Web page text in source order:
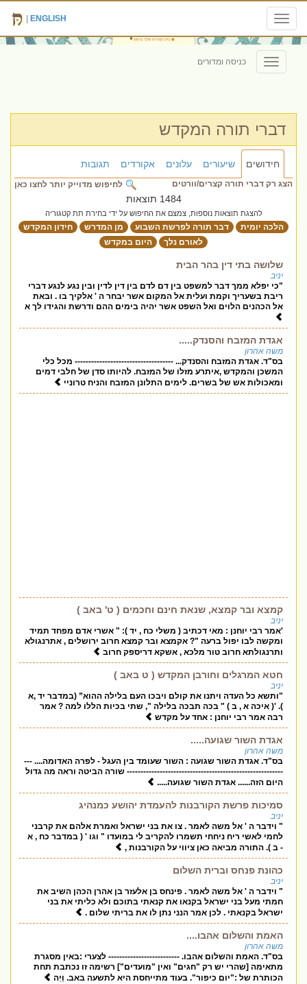
Toggle
navigation
ENGLISH
Toggle
navigation
כניסה ומדורים
דברי תורה המקדש
חידושים שיעורים עלונים אקורדים תגובות
לחיפוש מדוייק יותר לחצו כאן הצג רק דברי תורה קצרים/וורטים
1484 תוצאות
להצגת תוצאות נוספות, צמצם את החיפוש על ידי בחירת תת קטגוריה
הלכה יומית דבר תורה לפרשת השבוע מן המדרש
חידון המקדש
לאורם נלך
היום במקדש
שלושה בתי דין בהר הבית
יניב
"כי יפלא ממך דבר למשפט בין דם לדם בין דין לדין ובין נגע לנגע דברי
ריבת בשעריך וקמת ועלית אל המקום אשר יבחר ה ' אלקיך בו . ובאת
אל הכהנים הלוים ואל השפט אשר יהיה בימים ההם ודרשת והגידו לך א
אגדת המזבח והסנדק.....
משה אהרון
בס"ד. אגדת המזבח והסנדק... ------------------------------------ מכל כלי
המשכן והמקדש ,איתרע מזלו של המזבח. להיותו סדן של חלבי דמים
ומאכולות אש של בשרים. לימים התלונן המזבח והניח טרוניי
קמצא ובר קמצא, שנאת חינם וחכמים ( ט' באב )
יניב
'אמר רבי יוחנן : מאי דכתיב ( משלי כח , יד ): " אשרי אדם מפחד תמיד
ומקשה לבו יפול ברעה "? אקמצא ובר קמצא חרוב ירושלים , אתרנגולא
ותרנגולתא חרוב טור מלכא , אשקא דריספק חרוב
חטא המרגלים וחורבן המקדש ( ט באב )
יניב
"ותשא כל העדה ויתנו את קולם ויבכו העם בלילה ההוא” (במדבר יד ,א
). '( איכה א , ב ) " בכה תבכה בלילה ", שתי בכיות הללו למה ? אמר
רבה אמר רבי יוחנן : אחד על מקדש
אגדת השור שגועה.....
משה אהרון
בס"ד. אגדת השור שגועה : השור שעומד בין העגל - לפרה האדומה.... ---
--------------------------------------------------------- שורה הביטה וראה מה גדול
היום הזה...... אגדת השור שגועה.....
סמיכות פרשת הקורבנות להעמדת יהושע כמנהיג
יניב
" וידבר ה ' אל משה לאמר . צו את בני ישראל ואמרת אלהם את קרבני
לחמי לאשי ריח ניחחי תשמרו להקריב לי במועדו " וגו ' ( במדבר כח , א
- ב ). התורה מביאה כאן ציווי על הקורבנות ,
כהונת פנחס וברית השלום
יניב
" וידבר ה ' אל משה לאמר . פינחס בן אלעזר בן אהרן הכהן השיב את
חמתי מעל בני ישראל בקנאו את קנאתי בתוכם ולא כליתי את בני
ישראל בקנאתי . לכן אמר הנני נתן לו את בריתי שלום .
האמת והשלום אהבו....
משה אהרון
בס"ד. האמת והשלום אהבו. -------------------------- לצערי :באין מסגרת
מתאימה [שהרי יש רק "חגים" ואין "מועדים"] רשימה זו נכתבת תחת
הכותרת של :"יום כיפור". בעוד מתייחסת היא לתשעה באב. וַיְה